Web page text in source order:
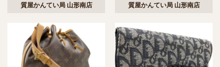
質屋かんてい局 山形南店 質屋かんてい局 山形南店